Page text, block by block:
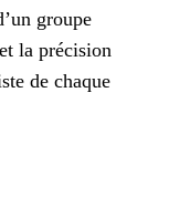
groupe
la précision
de chaque